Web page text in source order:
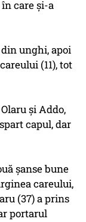
care şi-a
unghi, apoi
(11), tot
şi Addo,
capul, dar
şanse bune
careului,
(37) a prins
portarul